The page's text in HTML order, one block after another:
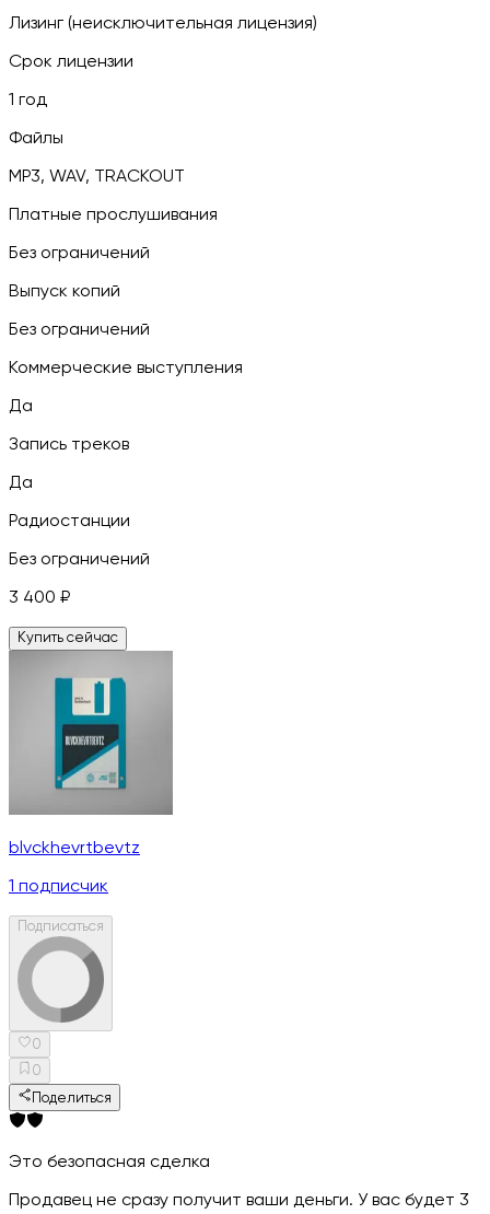
Лизинг (неисключительная лицензия)
Срок лицензии
1 год
Файлы
MP3, WAV, TRACKOUT
Платные прослушивания
Без ограничений
Выпуск копий
Без ограничений
Коммерческие выступления
Да
Запись треков
Да
Радиостанции
Без ограничений
3 400 ₽
Купить сейчас
blvckhevrtbevtz
1 подписчик
Подписаться
0
0
Поделиться
Это безопасная сделка
Продавец не сразу получит ваши деньги. У вас будет 3